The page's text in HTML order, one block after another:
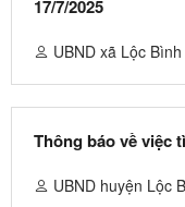
17/7/2025
UBND xã Lộc Bình
Thông báo về việc
UBND huyện Lộc